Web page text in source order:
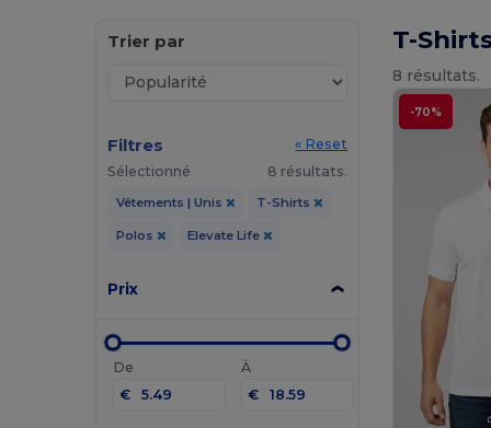
Trier par
Filtres
« Reset
Sélectionné
8 résultats.
Vêtements | Unis T-Shirts
Polos Elevate Life
Prix
De
€
À
€
T-
8 résultats.
-70%